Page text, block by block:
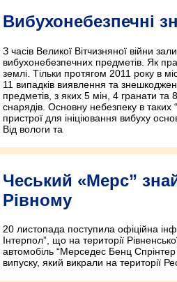
Вибухонебезпечні
З часів Великої Вітчизняної війни
вибухонебезпечних предметів. Як
землі. Тільки протягом 2011 року в
11 випадків виявлення та
предметів, з яких 5 мін, 4 гранати та
снарядів. Основну небезпеку в таких
пристрої для ініціювання вибуху
Від вологи та
Чеський «Мерс”
Рівному
20 листопада поступила офіційна
Інтерпол”, що на території
автомобіль “Мерседес Бенц
випуску, який викрали на території